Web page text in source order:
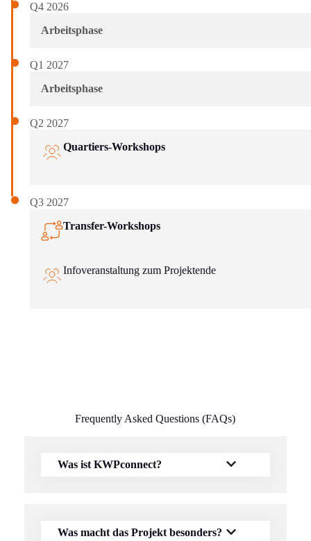
Q4 2026
Arbeitsphase
Q1 2027
Arbeitsphase
Q2 2027
Quartiers-Workshops
Q3 2027
Transfer-Workshops
Infoveranstaltung zum Projektende
Frequently Asked Questions (FAQs)
Was ist KWPconnect?
Was macht das Projekt besonders?